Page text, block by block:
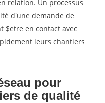
relation. Un processus
d'une demande de
$etre en contact avec
leurs chantiers
pour
de qualité